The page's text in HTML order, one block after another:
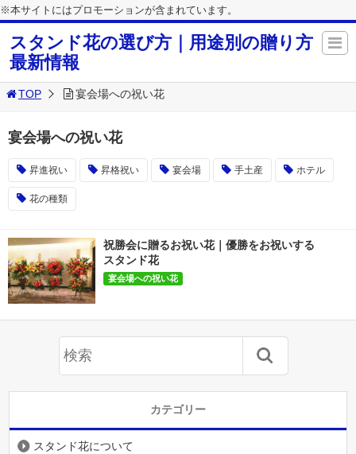
※本サイトにはプロモーションが含まれています。
スタンド花の選び方｜用途別の贈り方
最新情報
TOP 宴会場への祝い花
宴会場への祝い花
昇進祝い 昇格祝い 宴会場 手土産 ホテル
花の種類
祝勝会に贈るお祝い花｜優勝をお祝いする
スタンド花
宴会場への祝い花
カテゴリー
スタンド花について